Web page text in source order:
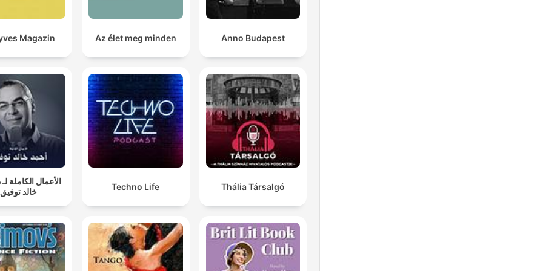
Nej men vad jag tycker idag saknas och det är att
kontakterna mellan människor har blivit sämre.
01:00:38 · Arne ger sitt livsråd om att vi behöver sträcka ut en
hand och prata mer med varandra.
Magazin Az élet meg minden Anno Budapest
الأعمال الكاملة
خالد توفيق
Techno Life Thália Társalgó